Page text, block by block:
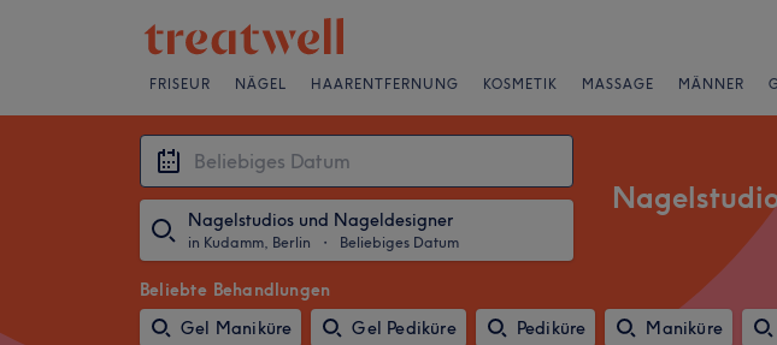
FRISEUR NÄGEL HAARENTFERNUNG KOSMETIK MASSAGE MÄNNER
Nagelstudios und Nageldesigner
in Kudamm, Berlin ・ Beliebiges Datum
Beliebte Behandlungen
Gel Maniküre
Gel Pediküre Pediküre Maniküre